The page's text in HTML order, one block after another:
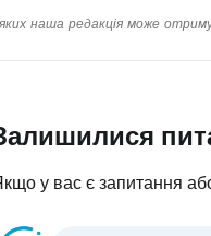
наша редакція може
у вас є запитання